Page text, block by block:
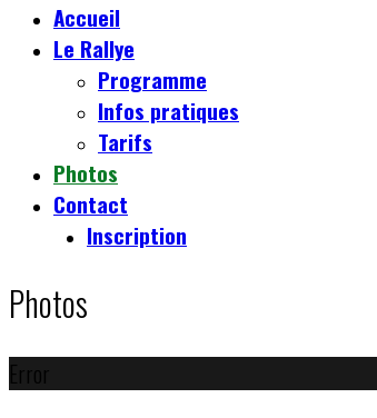
Accueil
Le Rallye
Programme
Infos pratiques
Tarifs
Photos
Contact
Inscription
Photos
Error